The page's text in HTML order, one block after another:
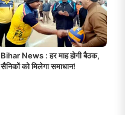
Bihar News : हर माह होगी बैठक,
सैनिकों को मिलेगा समाधान!